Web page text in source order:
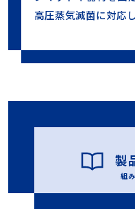
高圧蒸気滅菌に対応
製
組